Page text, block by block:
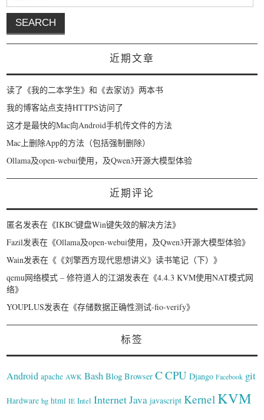
近期文章
读了《我的二本学生》和《去家访》两本书
我的博客站点支持HTTPS访问了
这才是最快的Mac向Android手机传文件的方法
Mac上删除App的方法（包括强制删除）
Ollama及open-webui使用，及Qwen3开源大模型体验
近期评论
匿名发表在《IKBC键盘Win键失效的解决方法》
Fazil发表在《Ollama及open-webui使用，及Qwen3开源大模型体验》
Wain发表在《 《刘擎西方现代思想讲义》读书笔记（下）》
qemu网络模式 – 修符道人的江湖发表在《4.4.3 KVM使用NAT模式网
络》
YOUPLUS发表在《存储数据正确性测试-fio-verify》
标签
Android apache AWK Bash Blog Browser C CPU Django Facebook git
Hardware hg html IE Intel InternetJava javascript Kernel KVM